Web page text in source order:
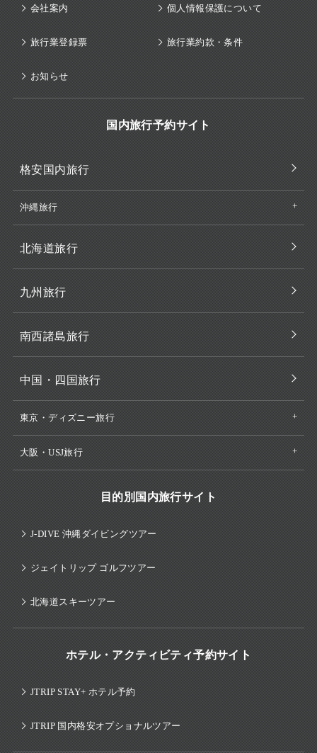
会社案内 個人情報保護について
旅行業登録票 旅行業約款・条件
お知らせ
国内旅行予約サイト
格安国内旅行
沖縄旅行
北海道旅行
九州旅行
南西諸島旅行
中国・四国旅行
東京・ディズニー旅行
大阪・USJ旅行
目的別国内旅行サイト
J-DIVE 沖縄ダイビングツアー
ジェイトリップ ゴルフツアー
北海道スキーツアー
ホテル・アクティビティ予約サイト
JTRIP STAY+ ホテル予約
JTRIP 国内格安オプショナルツアー